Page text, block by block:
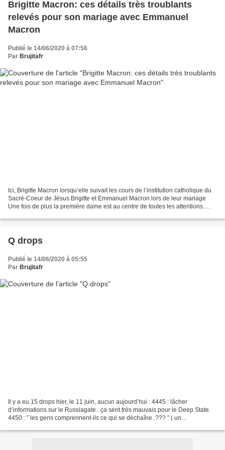
Brigitte Macron: ces détails très troublants
relevés pour son mariage avec Emmanuel
Macron
Publié le 14/06/2020 à 07:56
Par Brujitafr
Ici, Brigitte Macron lorsqu’elle suivait les cours de l’institution catholique du
Sacré-Coeur de Jésus Brigitte et Emmanuel Macron lors de leur mariage
Une fois de plus la première dame est au centre de toutes les attentions.
Q drops
Publié le 14/06/2020 à 05:55
Par Brujitafr
Il y a eu 15 drops hier, le 11 juin, aucun aujourd’hui : 4445 : lâcher
d’informations sur le Russiagate.. ça sent très mauvais pour le Deep State.
4450 : ” les gens comprennent-ils ce qui se déchaîne..??? ” ( un